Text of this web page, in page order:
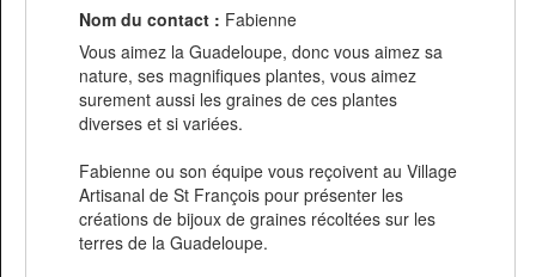
Nom du contact : Fabienne
Vous aimez la Guadeloupe, donc vous aimez sa
nature, ses magnifiques plantes, vous aimez
surement aussi les graines de ces plantes
diverses et si variées.
Fabienne ou son équipe vous reçoivent au Village
Artisanal de St François pour présenter les
créations de bijoux de graines récoltées sur les
terres de la Guadeloupe.